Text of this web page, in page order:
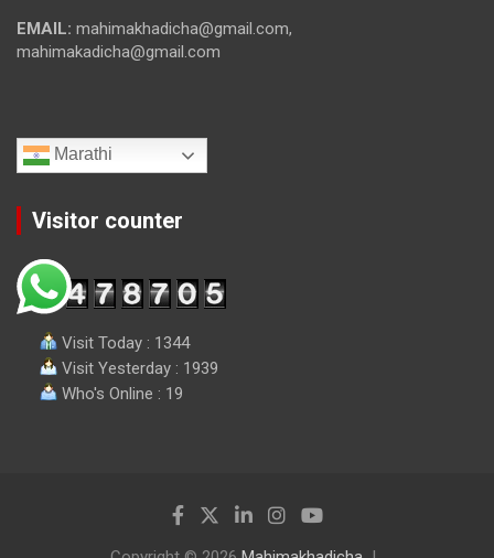
EMAIL: mahimakhadicha@gmail.com,
mahimakadicha@gmail.com
Marathi
Visitor counter
Visit Today : 1344
Visit Yesterday : 1939
Who's Online : 19